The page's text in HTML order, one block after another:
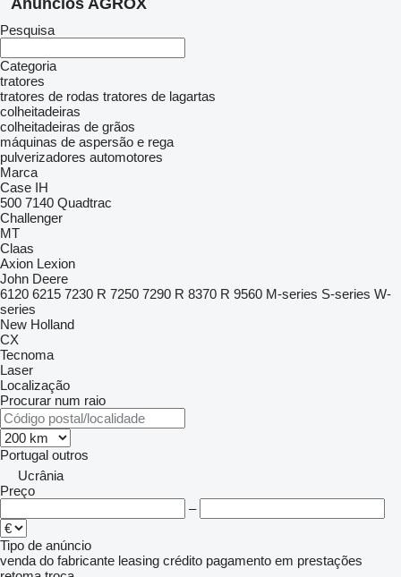
Anúncios AGROX
Pesquisa
Categoria
tratores
tratores de rodas tratores de lagartas
colheitadeiras
colheitadeiras de grãos
máquinas de aspersão e rega
pulverizadores automotores
Marca
Case IH
500 7140 Quadtrac
Challenger
MT
Claas
Axion Lexion
John Deere
6120 6215 7230 R 7250 7290 R 8370 R 9560 M-series S-series W-
series
New Holland
CX
Tecnoma
Laser
Localização
Procurar num raio
Portugal outros
Ucrânia
Preço
–
Tipo de anúncio
venda do fabricante leasing crédito pagamento em prestações